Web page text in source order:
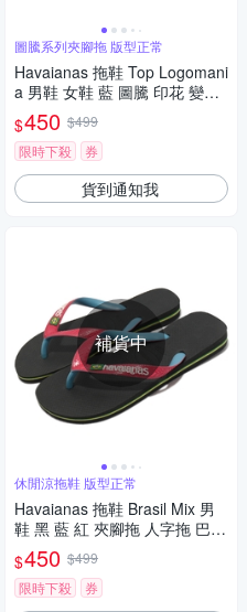
圖騰系列夾腳拖 版型正常
Havaianas 拖鞋 Top Logomani
a 男鞋 女鞋 藍 圖騰 印花 變形
蟲 夾腳拖 人字拖 哈瓦仕 4148
4490555U
$450 $499
限時下殺
券
貨到通知我
補貨中
休閒涼拖鞋 版型正常
Havaianas 拖鞋 Brasil Mix 男
鞋 黑 藍 紅 夾腳拖 人字拖 巴西
小國旗 哈瓦仕 經典 41232069
710U
$450 $499
限時下殺
券